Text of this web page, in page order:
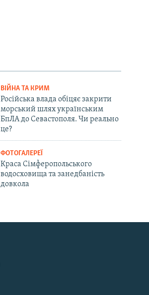
ВІЙНА ТА КРИМ
Російська влада обіцяє закрити
морський шлях українським
БпЛА до Севастополя. Чи реально
це?
ФОТОГАЛЕРЕЇ
Краса Сімферопольського
водосховища та занедбаність
довкола